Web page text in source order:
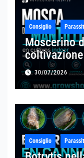
Consiglio
Moscerino
trattamento
30/07/2026
Consiglio